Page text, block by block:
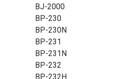
BJ-2000
BP-230
BP-230N
BP-231
BP-231N
BP-232
BP-232H